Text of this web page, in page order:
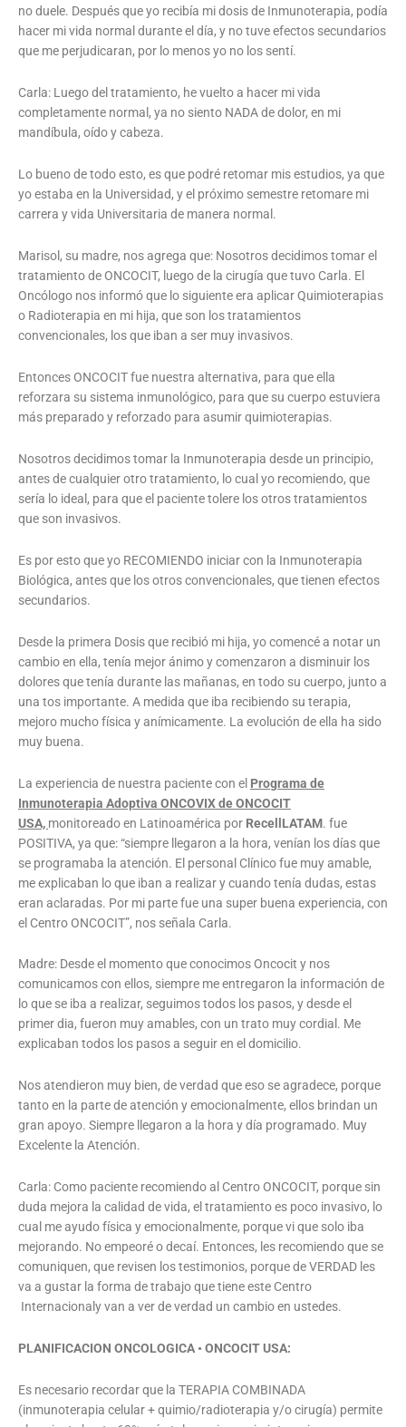
no duele. Después que yo recibía mi dosis de Inmunoterapia, podía
hacer mi vida normal durante el día, y no tuve efectos secundarios
que me perjudicaran, por lo menos yo no los sentí.
Carla: Luego del tratamiento, he vuelto a hacer mi vida
completamente normal, ya no siento NADA de dolor, en mi
mandíbula, oído y cabeza.
Lo bueno de todo esto, es que podré retomar mis estudios, ya que
yo estaba en la Universidad, y el próximo semestre retomare mi
carrera y vida Universitaria de manera normal.
Marisol, su madre, nos agrega que: Nosotros decidimos tomar el
tratamiento de ONCOCIT, luego de la cirugía que tuvo Carla. El
Oncólogo nos informó que lo siguiente era aplicar Quimioterapias
o Radioterapia en mi hija, que son los tratamientos
convencionales, los que iban a ser muy invasivos.
Entonces ONCOCIT fue nuestra alternativa, para que ella
reforzara su sistema inmunológico, para que su cuerpo estuviera
más preparado y reforzado para asumir quimioterapias.
Nosotros decidimos tomar la Inmunoterapia desde un principio,
antes de cualquier otro tratamiento, lo cual yo recomiendo, que
sería lo ideal, para que el paciente tolere los otros tratamientos
que son invasivos.
Es por esto que yo RECOMIENDO iniciar con la Inmunoterapia
Biológica, antes que los otros convencionales, que tienen efectos
secundarios.
Desde la primera Dosis que recibió mi hija, yo comencé a notar un
cambio en ella, tenía mejor ánimo y comenzaron a disminuir los
dolores que tenía durante las mañanas, en todo su cuerpo, junto a
una tos importante. A medida que iba recibiendo su terapia,
mejoro mucho física y anímicamente. La evolución de ella ha sido
muy buena.
La experiencia de nuestra paciente con el Programa de
Inmunoterapia Adoptiva ONCOVIX de ONCOCIT
USA, monitoreado en Latinoamérica por RecellLATAM. fue
POSITIVA, ya que: “siempre llegaron a la hora, venían los días que
se programaba la atención. El personal Clínico fue muy amable,
me explicaban lo que iban a realizar y cuando tenía dudas, estas
eran aclaradas. Por mi parte fue una super buena experiencia, con
el Centro ONCOCIT”, nos señala Carla.
Madre: Desde el momento que conocimos Oncocit y nos
comunicamos con ellos, siempre me entregaron la información de
lo que se iba a realizar, seguimos todos los pasos, y desde el
primer dia, fueron muy amables, con un trato muy cordial. Me
explicaban todos los pasos a seguir en el domicilio.
Nos atendieron muy bien, de verdad que eso se agradece, porque
tanto en la parte de atención y emocionalmente, ellos brindan un
gran apoyo. Siempre llegaron a la hora y día programado. Muy
Excelente la Atención.
Carla: Como paciente recomiendo al Centro ONCOCIT, porque sin
duda mejora la calidad de vida, el tratamiento es poco invasivo, lo
cual me ayudo física y emocionalmente, porque vi que solo iba
mejorando. No empeoré o decaí. Entonces, les recomiendo que se
comuniquen, que revisen los testimonios, porque de VERDAD les
va a gustar la forma de trabajo que tiene este Centro
Internacionaly van a ver de verdad un cambio en ustedes.
PLANIFICACION ONCOLOGICA • ONCOCIT USA:
Es necesario recordar que la TERAPIA COMBINADA
(inmunoterapia celular + quimio/radioterapia y/o cirugía) permite